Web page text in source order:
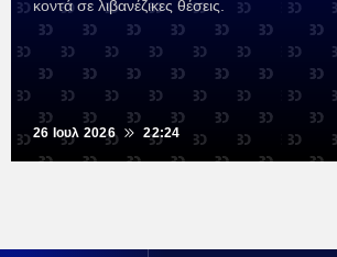
κοντά σε λιβανέζικες θέσεις.
26 Ιουλ 2026 22:24